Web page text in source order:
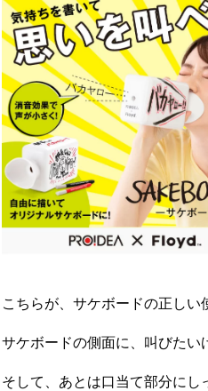
こちらが、サケボードの正しい
サケボードの側面に、叫びたい
そして、あとは口当て部分にし